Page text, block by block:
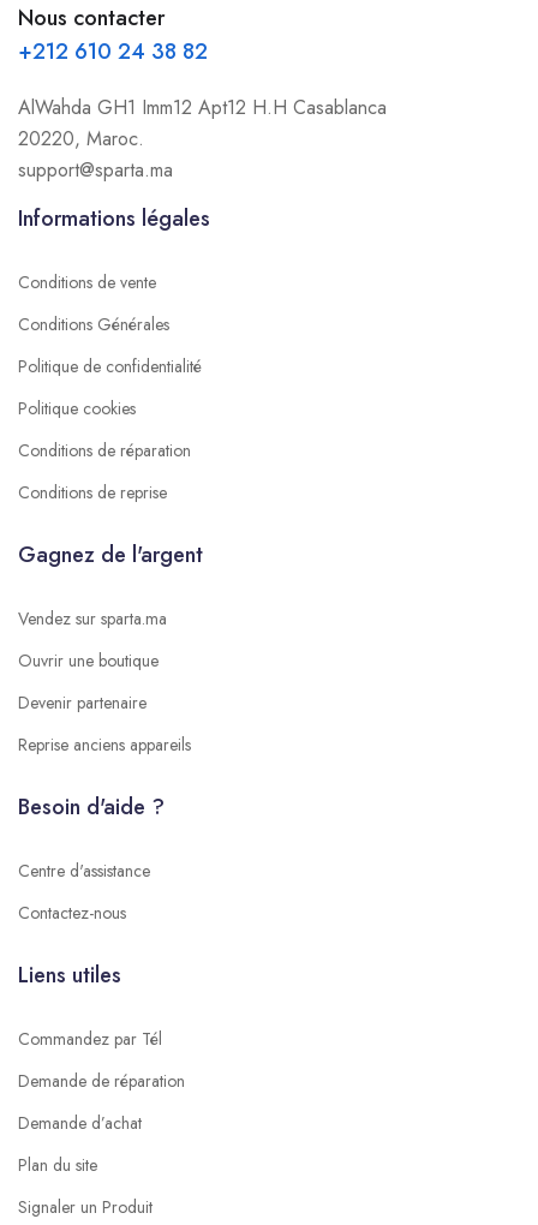
Nous contacter
+212 610 24 38 82
AlWahda GH1 Imm12 Apt12 H.H Casablanca
20220, Maroc.
support@sparta.ma
Informations légales
Conditions de vente
Conditions Générales
Politique de confidentialité
Politique cookies
Conditions de réparation
Conditions de reprise
Gagnez de l'argent
Vendez sur sparta.ma
Ouvrir une boutique
Devenir partenaire
Reprise anciens appareils
Besoin d'aide ?
Centre d'assistance
Contactez-nous
Liens utiles
Commandez par Tél
Demande de réparation
Demande d’achat
Plan du site
Signaler un Produit